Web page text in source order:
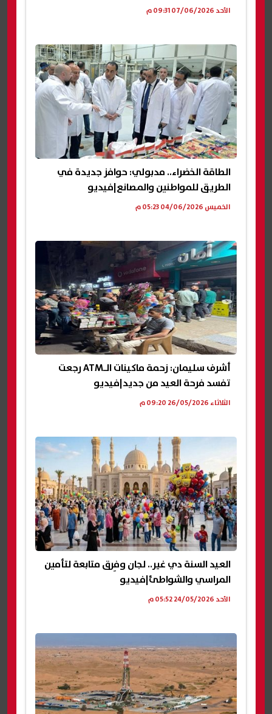
الأحد 07/06/2026 09:31 م
الطاقة الخضراء.. مدبولي: حوافز جديدة في
الطريق للمواطنين والمصانع|فيديو
الخميس 04/06/2026 05:23 م
أشرف سليمان: زحمة ماكينات الـATM رجعت
تفسد فرحة العيد من جديد|فيديو
الثلاثاء 26/05/2026 09:20 م
العيد السنة دي غير.. لجان وفِرق متابعة لتأمين
المراسي والشواطئ|فيديو
الأحد 24/05/2026 05:52 م